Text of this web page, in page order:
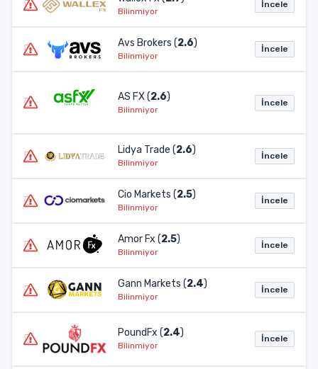
Bilinmiyor
İncele
Avs Brokers (2.6)
Bilinmiyor
İncele
AS FX (2.6)
Bilinmiyor
İncele
Lidya Trade (2.6)
Bilinmiyor
İncele
Cio Markets (2.5)
Bilinmiyor
İncele
Amor Fx (2.5)
Bilinmiyor
İncele
Gann Markets (2.4)
Bilinmiyor
İncele
PoundFx (2.4)
Bilinmiyor
İncele